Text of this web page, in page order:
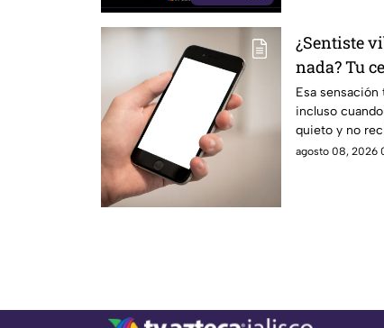
¿Sentiste
nada? Tu
Esa
incluso
quieto y no
agosto 08, 2026